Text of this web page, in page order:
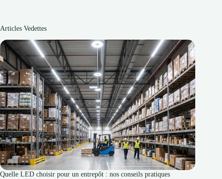
Articles Vedettes
Quelle LED choisir pour un entrepôt : nos conseils pratiques